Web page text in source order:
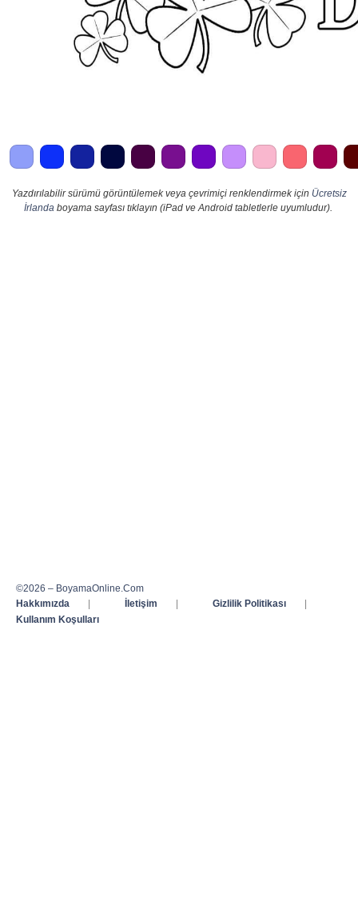
Yazdırılabilir sürümü görüntülemek veya çevrimiçi renklendirmek için Ücretsiz
İrlanda boyama sayfası tıklayın (iPad ve Android tabletlerle uyumludur).
©2026 – BoyamaOnline.Com
Hakkımızda
| İletişim | Gizlilik Politikası
|
Kullanım Koşulları